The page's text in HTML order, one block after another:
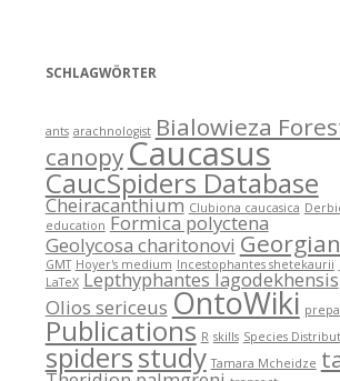
SCHLAGWÖRTER
ants arachnologist Bialowieza
canopyCaucasus
CaucSpiders Database
Cheiracanthium Clubiona caucasica
education Formica polyctena
Geolycosa charitonovi
GMT Hoyer's medium Incestophantes shetekaurii
LaTeX Lepthyphantes lagodekhensis
Olios sericeus OntoWiki
Publications R skills Species
spidersstudy Tamara Mcheidze